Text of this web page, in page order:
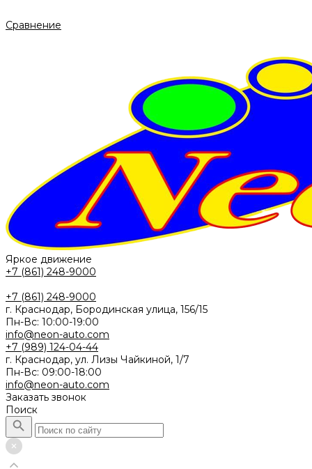
Сравнение
Яркое движение
+7 (861) 248-9000
+7 (861) 248-9000
г. Краснодар, Бородинская улица, 156/15
Пн-Вс: 10:00-19:00
info@neon-auto.com
+7 (989) 124-04-44
г. Краснодар, ул. Лизы Чайкиной, 1/7
Пн-Вс: 09:00-18:00
info@neon-auto.com
Заказать звонок
Поиск